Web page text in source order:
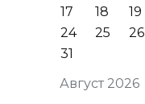
Август 2026
17
18 19
24
25 26
31